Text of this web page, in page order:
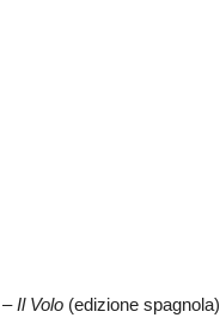
–Il Volo (edizione spagnola)